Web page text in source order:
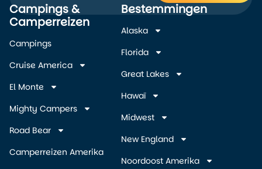
Campings &
Camperreizen
Campings
Cruise America
El Monte
Mighty Campers
Road Bear
Camperreizen Amerika
Bestemmingen
Alaska
Florida
Great Lakes
Hawaï
Midwest
New England
Noordoost Amerika
Alternative: